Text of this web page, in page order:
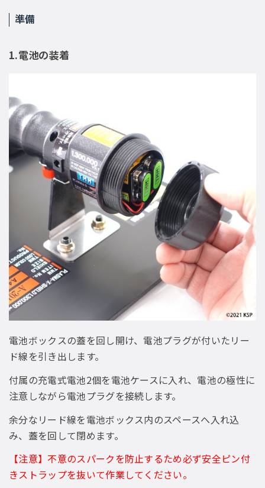
準備
1.電池の装着
電池ボックスの蓋を回し開け、電池プラグが付いたリー
ド線を引き出します。
付属の充電式電池2個を電池ケースに入れ、電池の極性に
注意しながら電池プラグを接続します。
余分なリード線を電池ボックス内のスペースへ入れ込
み、蓋を回して閉めます。
【注意】不意のスパークを防止するため必ず安全ピン付
きストラップを抜いて作業してください。